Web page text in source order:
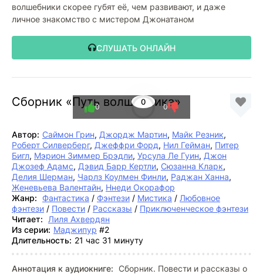
волшебники скорее губят её, чем развивают, и даже
личное знакомство с мистером Джонатаном
СЛУШАТЬ ОНЛАЙН
Сборник «Путь волшебника»
0
0 0
Автор: Саймон Грин, Джордж Мартин, Майк Резник,
Роберт Силверберг, Джеффри Форд, Нил Гейман, Питер
Бигл, Мэрион Зиммер Брэдли, Урсула Ле Гуин, Джон
Джозеф Адамс, Дэвид Барр Кертли, Сюзанна Кларк,
Делия Шерман, Чарлз Коулмен Финли, Раджан Ханна,
Женевьева Валентайн, Ннеди Окорафор
Жанр:
Фантастика / Фэнтези / Мистика / Любовное
фэнтези / Повести / Рассказы / Приключенческое фэнтези
Читает:
Лиля Ахвердян
Из серии: Маджипур #2
Длительность: 21 час 31 минуту
Аннотация к аудиокниге: Сборник. Повести и рассказы о